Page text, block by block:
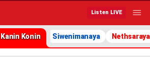
Listen LIVE
Kanin Konin Siwenimanaya Nethsaraya